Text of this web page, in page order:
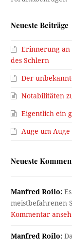
Neueste Beiträge
Erinnerung an
des Schlern
Der
Notabilitäten
Eigentlich ein
Auge um Auge
Neueste
Manfred Roilo:
meistbefahrenen
Kommentar
Manfred Roilo: